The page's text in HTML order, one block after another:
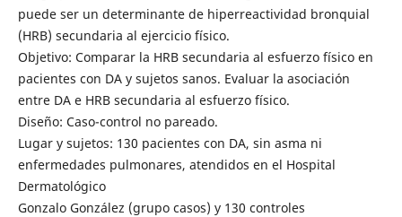
puede ser un determinante de hiperreactividad bronquial
(HRB) secundaria al ejercicio físico.
Objetivo: Comparar la HRB secundaria al esfuerzo físico en
pacientes con DA y sujetos sanos. Evaluar la asociación
entre DA e HRB secundaria al esfuerzo físico.
Diseño: Caso-control no pareado.
Lugar y sujetos: 130 pacientes con DA, sin asma ni
enfermedades pulmonares, atendidos en el Hospital
Dermatológico
Gonzalo González (grupo casos) y 130 controles